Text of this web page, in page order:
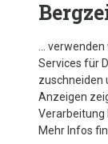
…
Services für
zuschneiden
Anzeigen
Verarbeitung
Mehr Infos